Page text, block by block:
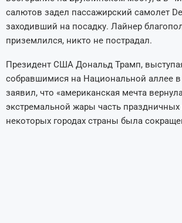
салютов задел пассажирский самолет
заходивший на посадку. Лайнер
приземлился, никто не пострадал.
Президент США Дональд Трамп,
собравшимися на Национальной аллее
заявил, что «американская мечта
экстремальной жары часть
некоторых городах страны была